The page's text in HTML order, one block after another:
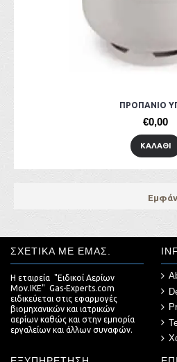
ΠΡΟΠΑΝΙΟ
€0,00
ΚΑΛΆΘΙ
ΣΧΕΤΙΚΆ ΜΕ ΕΜΆΣ.
Η εταιρεία "Ειδικοί Αερίων
Μον.ΙΚΕ" Gas-Experts.com
ειδικεύεται στις εφαρμογές
βιομηχανικών και ιατρικών
αερίων καθώς και στην εμπορία
εργαλείων και άλλων συναφών.